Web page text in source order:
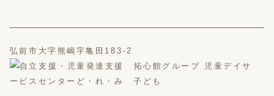
弘前市大字熊嶋字亀田183-2